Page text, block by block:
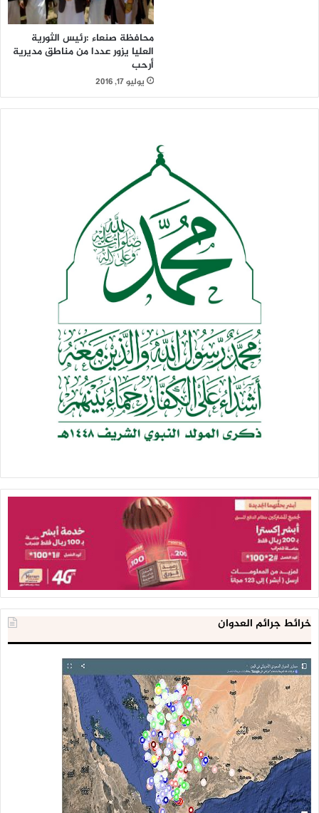
محافظة صنعاء :رئيس الثورية
العليا يزور عددا من مناطق مديرية
أرحب
يوليو 17, 2016
خرائط جرائم العدوان